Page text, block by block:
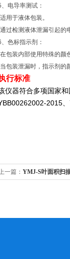
、电导率测试：
适用于液体包装。
通过检测液体泄漏引起
、色标指示剂：
在包装内部使用特殊的
当包装泄漏时，指示剂
行标准
仪器符合多项国家
2015
一篇： YMJ-S叶面积扫